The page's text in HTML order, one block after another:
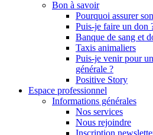
Bon à savoir
Pourquoi assurer
Puis-je faire un don
Banque de sang et
Taxis animaliers
Puis-je venir pour
générale ?
Positive Story
Espace professionnel
Informations générales
Nos services
Nous rejoindre
Inscription